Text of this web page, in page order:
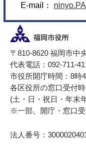
E-mail：
〒810-8620 福岡市中
代表電話：092-711-
市役所開庁時間：8時
各区役所の窓口受付
(土・日・祝日・年末
※一部、開庁・窓口
法人番号：